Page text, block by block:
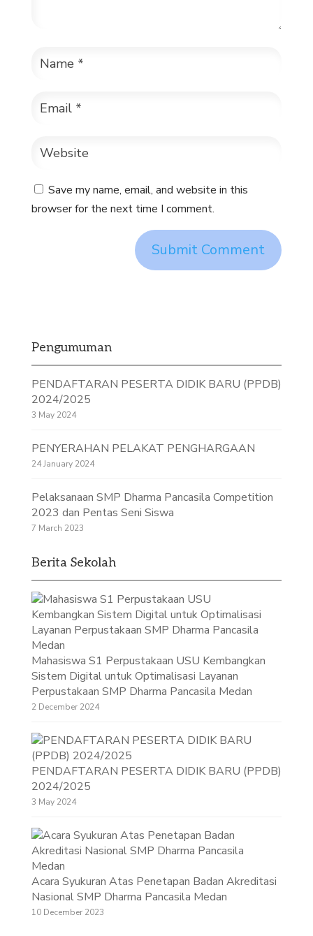
Save my name, email, and website in this
browser for the next time I comment.
Pengumuman
PENDAFTARAN PESERTA DIDIK BARU (PPDB)
2024/2025
3 May 2024
PENYERAHAN PELAKAT PENGHARGAAN
24 January 2024
Pelaksanaan SMP Dharma Pancasila Competition
2023 dan Pentas Seni Siswa
7 March 2023
Berita Sekolah
Mahasiswa S1 Perpustakaan USU Kembangkan
Sistem Digital untuk Optimalisasi Layanan
Perpustakaan SMP Dharma Pancasila Medan
2 December 2024
PENDAFTARAN PESERTA DIDIK BARU (PPDB)
2024/2025
3 May 2024
Acara Syukuran Atas Penetapan Badan Akreditasi
Nasional SMP Dharma Pancasila Medan
10 December 2023